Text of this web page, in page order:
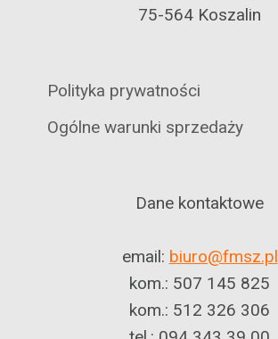
75-564 Koszalin
Polityka prywatności
Ogólne warunki sprzedaży
Dane kontaktowe
email: biuro@fmsz.pl
kom.: 507 145 825
kom.: 512 326 306